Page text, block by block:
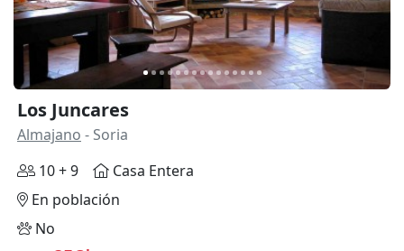
Los Juncares
Almajano - Soria
10 + 9
Casa Entera
En población
No